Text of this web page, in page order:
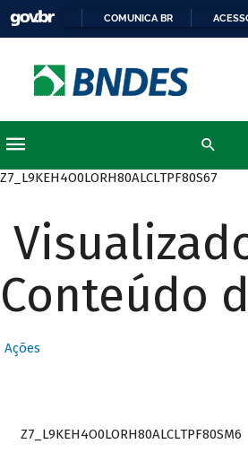
COMUNICA BR
Z7_L9KEH4O0LORH80ALCLTPF80S67
Conteúdo
Ações
Z7_L9KEH4O0LORH80ALCLTPF80SM6